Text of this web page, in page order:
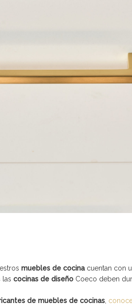
muebles de cocinacuentan con
las cocinas de diseñoCoeco deben
de muebles de cocinas,